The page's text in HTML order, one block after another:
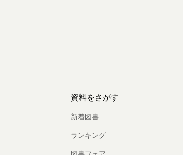
資料をさがす
新着図書
ランキング